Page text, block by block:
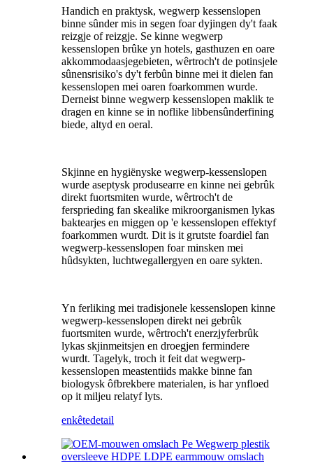
Handich en praktysk, wegwerp kessenslopen
binne sûnder mis in segen foar dyjingen dy't faak
reizgje of reizgje. Se kinne wegwerp
kessenslopen brûke yn hotels, gasthuzen en oare
akkommodaasjegebieten, wêrtroch't de potinsjele
sûnensrisiko's dy't ferbûn binne mei it dielen fan
kessenslopen mei oaren foarkommen wurde.
Derneist binne wegwerp kessenslopen maklik te
dragen en kinne se in noflike libbensûnderfining
biede, altyd en oeral.
Skjinne en hygiënyske wegwerp-kessenslopen
wurde aseptysk produsearre en kinne nei gebrûk
direkt fuortsmiten wurde, wêrtroch't de
fersprieding fan skealike mikroorganismen lykas
baktearjes en miggen op 'e kessenslopen effektyf
foarkommen wurdt. Dit is it grutste foardiel fan
wegwerp-kessenslopen foar minsken mei
hûdsykten, luchtwegallergyen en oare sykten.
Yn ferliking mei tradisjonele kessenslopen kinne
wegwerp-kessenslopen direkt nei gebrûk
fuortsmiten wurde, wêrtroch't enerzjyferbrûk
lykas skjinmeitsjen en droegjen fermindere
wurdt. Tagelyk, troch it feit dat wegwerp-
kessenslopen meastentiids makke binne fan
biologysk ôfbrekbere materialen, is har ynfloed
op it miljeu relatyf lyts.
enkêtedetail